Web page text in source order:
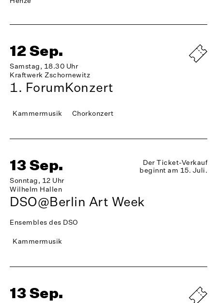
12 Sep.
Samstag, 18.30 Uhr
Kraftwerk Zschornewitz
1. ForumKonzert
Kammermusik Chorkonzert
13 Sep.
Sonntag, 12 Uhr
Wilhelm Hallen
Der Ticket-Verkauf
beginnt am 15. Juli.
DSO@Berlin Art Week
Ensembles des DSO
Kammermusik
13 Sep.